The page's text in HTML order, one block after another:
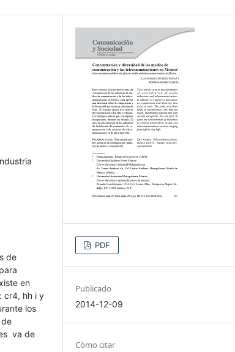
de
en
cr4, hh i y
los
va de
PDF
Publicado
2014-12-09
Cómo citar